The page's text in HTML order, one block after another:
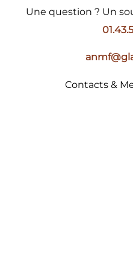
Une question ? Un
Contacts &